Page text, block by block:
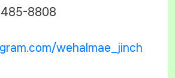
8808
wehalmae_jinch